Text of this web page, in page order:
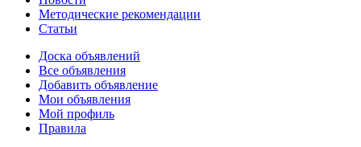
Методические рекомендации
Статьи
Доска объявлений
Все объявления
Добавить объявление
Мои объявления
Мой профиль
Правила